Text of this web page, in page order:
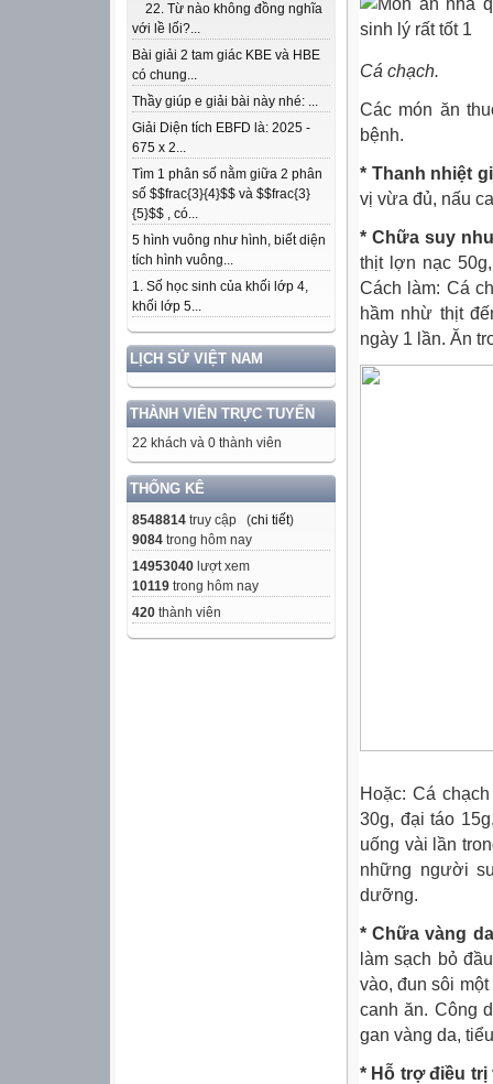
22. Từ nào không đồng nghĩa
với lề lối?...
Bài giải 2 tam giác KBE và HBE
có chung...
Thầy giúp e giải bài này nhé: ...
Giải Diện tích EBFD là: 2025 -
675 x 2...
Tìm 1 phân số nằm giữa 2 phân
số $$frac{3}{4}$$ và $$frac{3}
{5}$$ , có...
5 hình vuông như hình, biết diện
tích hình vuông...
1. Số học sinh của khối lớp 4,
khối lớp 5...
LỊCH SỬ VIỆT NAM
THÀNH VIÊN TRỰC TUYẾN
22 khách và 0 thành viên
THỐNG KÊ
8548814 truy cập (chi tiết)
9084 trong hôm nay
14953040 lượt xem
10119 trong hôm nay
420 thành viên
Cá chạch.
Các món ăn
bệnh.
* Thanh nhiệt
vị vừa đủ, nấu
* Chữa suy
thịt lợn nạc
Cách làm: Cá
hầm nhừ thịt
ngày 1 lần. Ăn
Hoặc: Cá
30g, đại táo
uống vài lần
những người
dưỡng.
* Chữa vàng
làm sạch bỏ
vào, đun sôi
canh ăn. Công
gan vàng da,
* Hỗ trợ điều trị